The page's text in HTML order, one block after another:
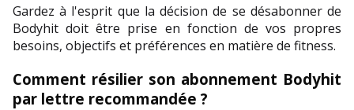
Gardez à l'esprit que la décision de se désabonner de
Bodyhit doit être prise en fonction de vos propres
besoins, objectifs et préférences en matière de fitness.
Comment résilier son abonnement Bodyhit
par lettre recommandée ?